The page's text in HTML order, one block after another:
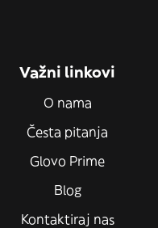
Važni linkovi
O nama
Česta pitanja
Glovo Prime
Blog
Kontaktiraj nas